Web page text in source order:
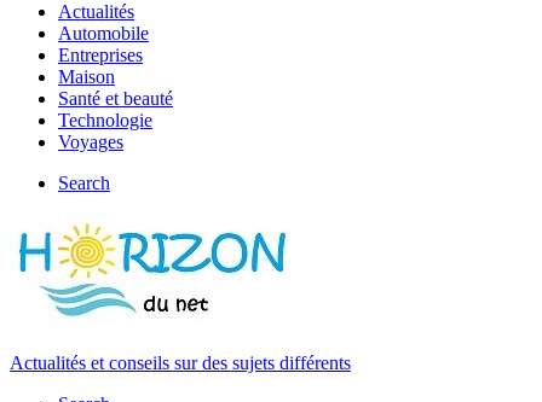
Actualités
Automobile
Entreprises
Maison
Santé et beauté
Technologie
Voyages
Search
Actualités et conseils sur des sujets différents